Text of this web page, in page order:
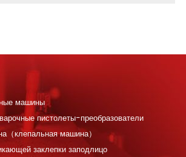
машины
пистолеты-преобразователи
（клепальная машина）
заклепки заподлицо